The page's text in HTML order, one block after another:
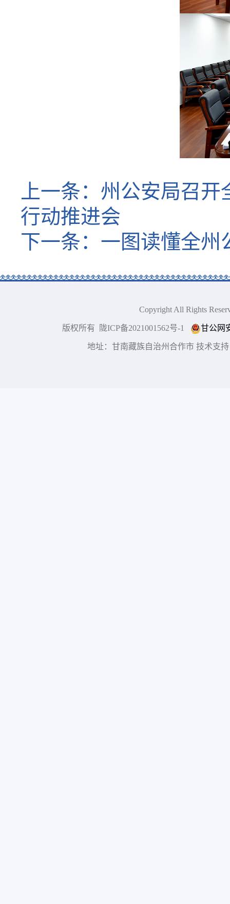
上一条： 州公安局召开
行动推进会
下一条： 一图读懂全州
Copyright All Rights
版权所有 陇ICP备2021001562号-1 甘公网
地址：甘南藏族自治州合作市 技术支